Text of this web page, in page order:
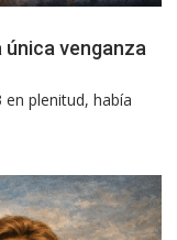
única venganza
en plenitud, había